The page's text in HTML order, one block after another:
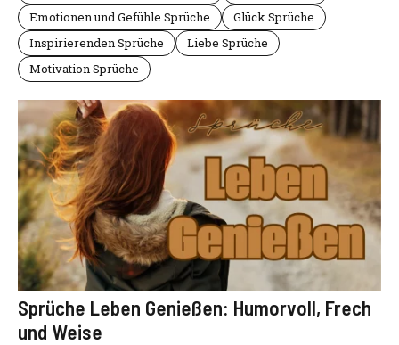
Emotionen und Gefühle Sprüche
Glück Sprüche
Inspirierenden Sprüche
Liebe Sprüche
Motivation Sprüche
Sprüche Leben Genießen: Humorvoll, Frech
und Weise